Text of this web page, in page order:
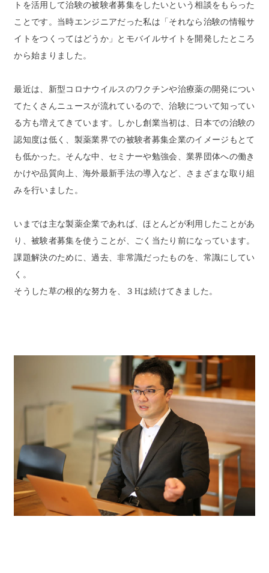
トを活用して治験の被験者募集をしたいという相談をもらった
ことです。当時エンジニアだった私は「それなら治験の情報サ
イトをつくってはどうか」とモバイルサイトを開発したところ
から始まりました。
最近は、新型コロナウイルスのワクチンや治療薬の開発につい
てたくさんニュースが流れているので、治験について知ってい
る方も増えてきています。しかし創業当初は、日本での治験の
認知度は低く、製薬業界での被験者募集企業のイメージもとて
も低かった。そんな中、セミナーや勉強会、業界団体への働き
かけや品質向上、海外最新手法の導入など、さまざまな取り組
みを行いました。
いまでは主な製薬企業であれば、ほとんどが利用したことがあ
り、被験者募集を使うことが、ごく当たり前になっています。
課題解決のために、過去、非常識だったものを、常識にしてい
く。
そうした草の根的な努力を、３Hは続けてきました。